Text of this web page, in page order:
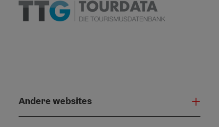
Andere websites